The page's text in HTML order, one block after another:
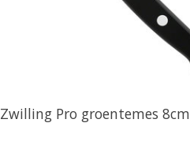
Zwilling Pro groentemes 8cm